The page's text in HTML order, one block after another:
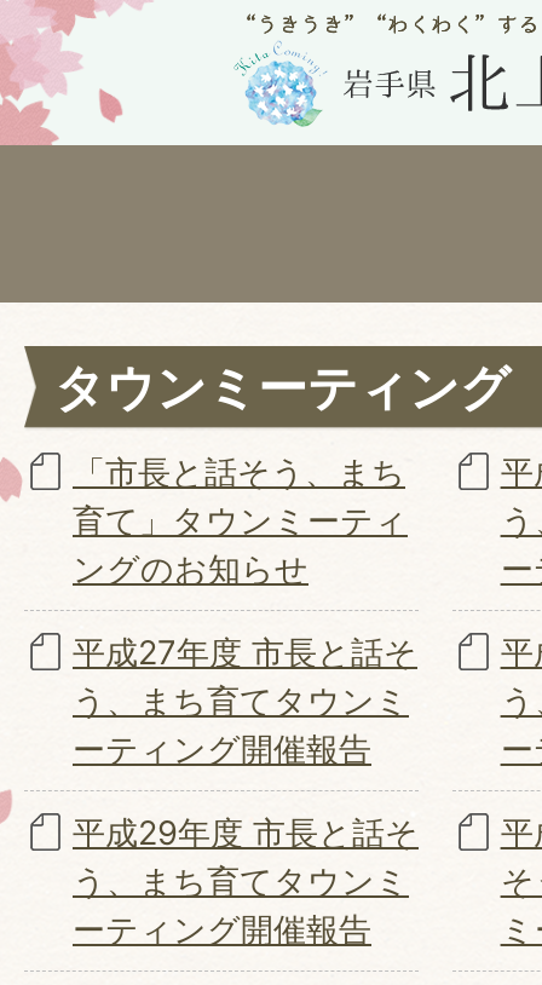
タウンミーティング
「市長と話そう、まち
育て」タウンミーティ
ングのお知らせ
平
平成27年度 市長と話そ
う、まち育てタウンミ
ーティング開催報告
平
平成29年度 市長と話そ
う、まち育てタウンミ
ーティング開催報告
平